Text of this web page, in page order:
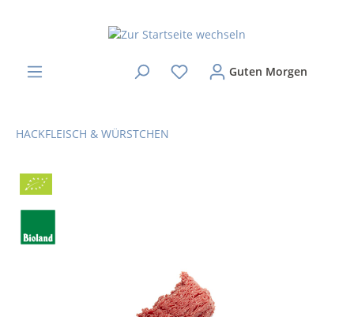
Guten Morgen
HACKFLEISCH & WÜRSTCHEN
Bio
BLa